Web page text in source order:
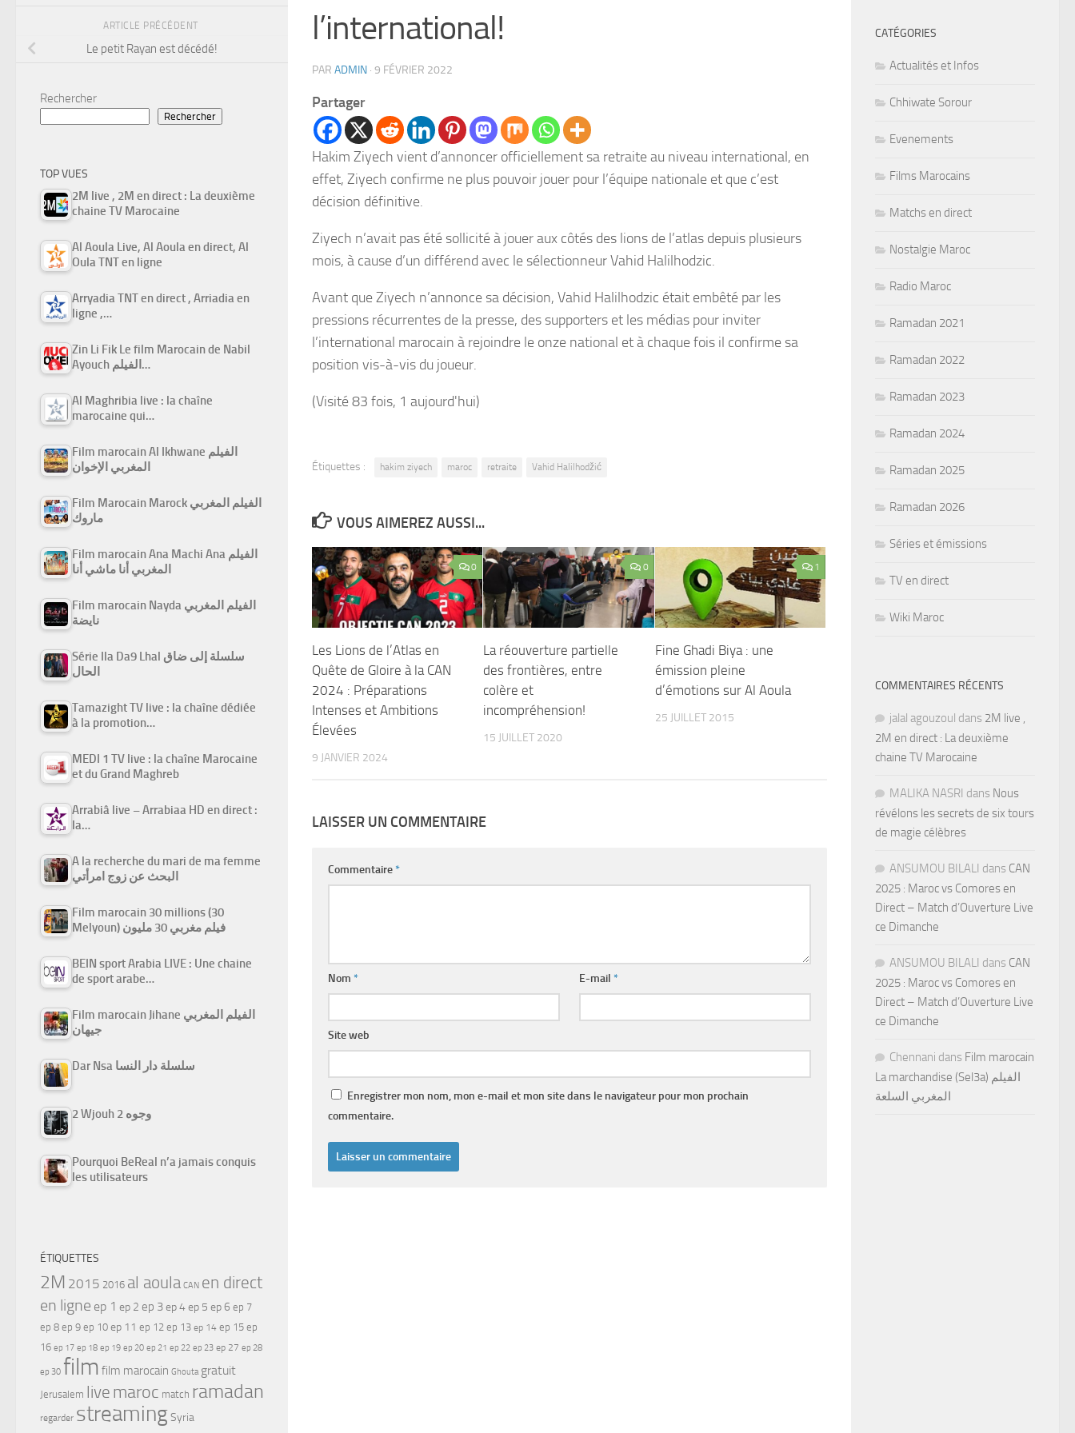
l’international!
PAR ADMIN · 9 FÉVRIER 2022
Partager
Hakim Ziyech vient d’annoncer officiellement sa retraite au niveau international, en
effet, Ziyech confirme ne plus pouvoir jouer pour l’équipe nationale et que c’est
décision définitive.
Ziyech n’avait pas été sollicité à jouer aux côtés des lions de l’atlas depuis plusieurs
mois, à cause d’un différend avec le sélectionneur Vahid Halilhodzic.
Avant que Ziyech n’annonce sa décision, Vahid Halilhodzic était embêté par les
pressions récurrentes de la presse, des supporters et les médias pour inviter
l’international marocain à rejoindre le onze national et à chaque fois il confirme sa
position vis-à-vis du joueur.
(Visité 83 fois, 1 aujourd'hui)
Étiquettes : hakim ziyech maroc retraite Vahid Halilhodžić
VOUS AIMEREZ AUSSI...
0
Les Lions de l’Atlas en
Quête de Gloire à la CAN
2024 : Préparations
Intenses et Ambitions
Élevées
9 JANVIER 2024
0
La réouverture partielle
des frontières, entre
colère et
incompréhension!
15 JUILLET 2020
1
Fine Ghadi Biya : une
émission pleine
d’émotions sur Al Aoula
25 JUILLET 2015
LAISSER UN COMMENTAIRE
Commentaire*
Nom * E-mail*
Site web
Enregistrer mon nom, mon e-mail et mon site dans le navigateur pour mon prochain
commentaire.
ARTICLE PRÉCÉDENT
Le petit Rayan est décédé!
Rechercher
Rechercher
TOP VUES
2M live , 2M en direct : La deuxième
chaine TV Marocaine
Al Aoula Live, Al Aoula en direct, Al
Oula TNT en ligne
Arryadia TNT en direct , Arriadia en
ligne ,…
Zin Li Fik Le film Marocain de Nabil
Ayouch الفيلم…
Al Maghribia live : la chaîne
marocaine qui…
Film marocain Al Ikhwane الفيلم
المغربي الإخوان
Film Marocain Marock الفيلم المغربي
ماروك
Film marocain Ana Machi Ana الفيلم
المغربي أنا ماشي أنا
Film marocain Nayda الفيلم المغربي
نايضة
Série Ila Da9 Lhal سلسلة إلى ضاق
الحال
Tamazight TV live : la chaîne dédiée
à la promotion…
MEDI 1 TV live : la chaîne Marocaine
et du Grand Maghreb
Arrabiâ live – Arrabiaa HD en direct :
la…
A la recherche du mari de ma femme
البحث عن زوج امرأتي
Film marocain 30 millions (30
Melyoun) فيلم مغربي 30 مليون
BEIN sport Arabia LIVE : Une chaine
de sport arabe…
Film marocain Jihane الفيلم المغربي
جيهان
Dar Nsa سلسلة دار النسا
2 Wjouh 2 وجوه
Pourquoi BeReal n’a jamais conquis
les utilisateurs
ÉTIQUETTES
2M 2015 2016 al aoula CAN en direct
en ligne ep 1 ep 2 ep 3ep 4ep 5 ep 6 ep 7
ep 8 ep 9 ep 10 ep 11 ep 12 ep 13 ep 14 ep 15 ep
16 ep 17 ep 18 ep 19 ep 20 ep 21 ep 22 ep 23 ep 27 ep 28
ep 30 film film marocain Ghouta gratuit
Jerusalem live maroc match ramadan
regarder streamingSyria
CATÉGORIES
Actualités et Infos
Chhiwate Sorour
Evenements
Films Marocains
Matchs en direct
Nostalgie Maroc
Radio Maroc
Ramadan 2021
Ramadan 2022
Ramadan 2023
Ramadan 2024
Ramadan 2025
Ramadan 2026
Séries et émissions
TV en direct
Wiki Maroc
COMMENTAIRES RÉCENTS
jalal agouzoul dans 2M live ,
2M en direct : La deuxième
chaine TV Marocaine
MALIKA NASRI dans Nous
révélons les secrets de six tours
de magie célèbres
ANSUMOU BILALI dans CAN
2025 : Maroc vs Comores en
Direct – Match d’Ouverture Live
ce Dimanche
ANSUMOU BILALI dans CAN
2025 : Maroc vs Comores en
Direct – Match d’Ouverture Live
ce Dimanche
Chennani dans Film marocain
La marchandise (Sel3a) الفيلم
المغربي السلعة